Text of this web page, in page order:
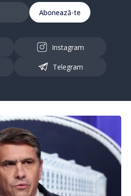
Abonează-te
Instagram
Telegram